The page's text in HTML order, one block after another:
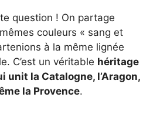
question ! On partage
couleurs « sang et
à la même lignée
C’est un véritable héritage
la Catalogne, l’Aragon,
la Provence.